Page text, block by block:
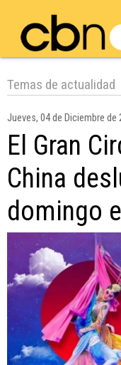
Temas de actualidad
Jueves, 04 de Diciembre de
El Gran
China
domingo